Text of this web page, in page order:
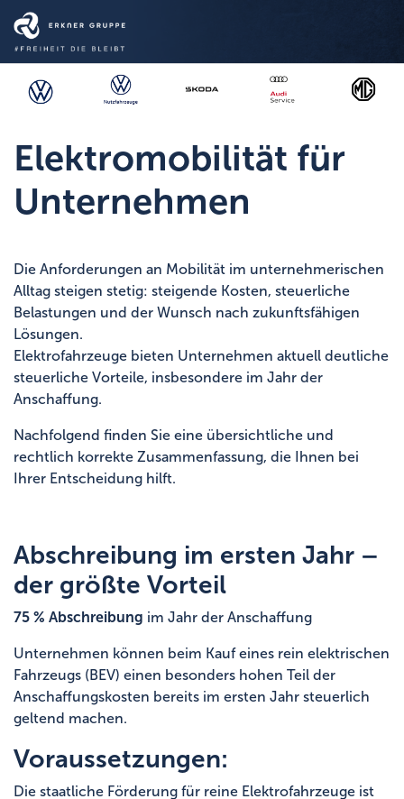
Aktionen
Service
Unternehmen
Store
Elektromobilität für
Unternehmen
Die Anforderungen an Mobilität im unternehmerischen
Alltag steigen stetig: steigende Kosten, steuerliche
Belastungen und der Wunsch nach zukunftsfähigen
Lösungen.
Elektrofahrzeuge bieten Unternehmen aktuell deutliche
steuerliche Vorteile, insbesondere im Jahr der
Anschaffung.
Nachfolgend finden Sie eine übersichtliche und
rechtlich korrekte Zusammenfassung, die Ihnen bei
Ihrer Entscheidung hilft.
Abschreibung im ersten Jahr –
der größte Vorteil
75 % Abschreibung im Jahr der Anschaffung
Unternehmen können beim Kauf eines rein elektrischen
Fahrzeugs (BEV) einen besonders hohen Teil der
Anschaffungskosten bereits im ersten Jahr steuerlich
geltend machen.
Voraussetzungen:
Die staatliche Förderung für reine Elektrofahrzeuge ist